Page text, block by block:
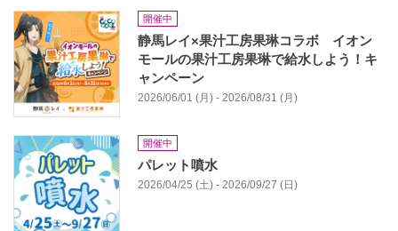
開催中
静馬レイ×果汁工房果琳コラボ イオン
モールの果汁工房果琳で給水しよう！キ
ャンペーン
2026/06/01 (月) - 2026/08/31 (月)
開催中
パレット噴水
2026/04/25 (土) - 2026/09/27 (日)